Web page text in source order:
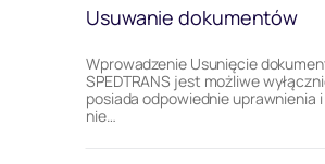
Usuwanie dokumentów
Wprowadzenie Usunięcie
SPEDTRANS jest możliwe
posiada odpowiednie uprawnienia
nie…